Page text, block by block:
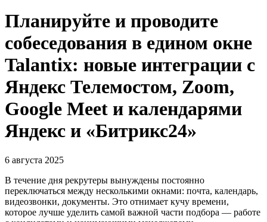
Планируйте и проводите
собеседования в едином окне
Talantix: новые интеграции с
Яндекс Телемостом, Zoom,
Google Meet и календарями
Яндекс и «Битрикс24»
6 августа 2025
В течение дня рекрутеры вынуждены постоянно
переключаться между несколькими окнами: почта, календарь,
видеозвонки, документы. Это отнимает кучу времени,
которое лучше уделить самой важной части подбора — работе